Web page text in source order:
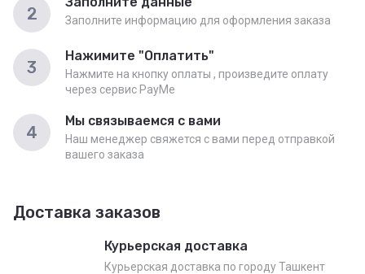
2 Заполните информацию для оформления заказа
3
Нажимите "Оплатить"
Нажмите на кнопку оплаты , произведите оплату
через сервис PayMe
4
Мы связываемся с вами
Наш менеджер свяжется с вами перед отправкой
вашего заказа
Доставка заказов
Курьерская доставка
Курьерская доставка по городу Ташкент